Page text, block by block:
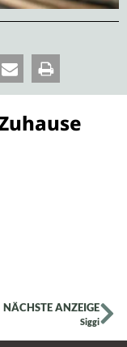
NÄCHSTE ANZEIGE
Siggi